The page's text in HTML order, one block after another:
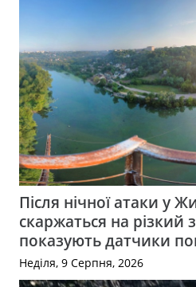
Після нічної атаки у
скаржаться на різкий
показують датчики
Неділя, 9 Серпня, 2026